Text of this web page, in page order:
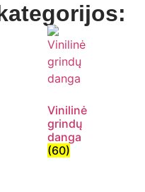
Vinilinė
grindų
danga
(60)